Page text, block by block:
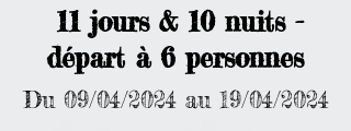
11 jours & 10 nuits -
départ à 6 personnes
Du 09/04/2024 au 19/04/2024